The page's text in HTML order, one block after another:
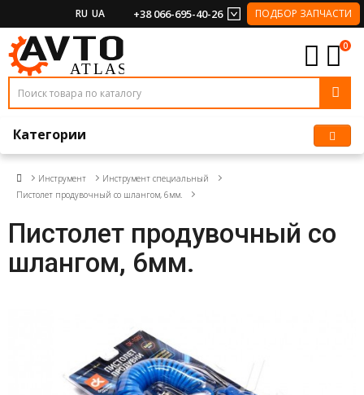
RU UA +38 066-695-40-26 ПОДБОР ЗАПЧАСТИ
0
Категории
Инструмент
Инструмент специальный
Пистолет продувочный со шлангом, 6мм.
Пистолет продувочный со
шлангом, 6мм.